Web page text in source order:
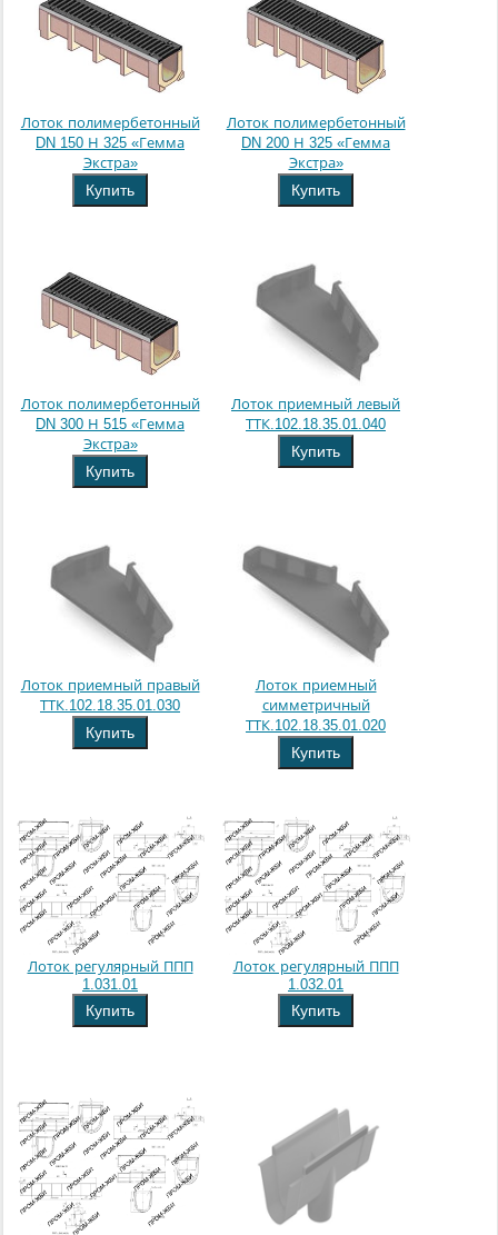
Лоток полимербетонный
DN 150 Н 325 «Гемма
Экстра»
Купить
Лоток полимербетонный
DN 200 Н 325 «Гемма
Экстра»
Купить
Лоток полимербетонный
DN 300 Н 515 «Гемма
Экстра»
Купить
Лоток приемный левый
ТТК.102.18.35.01.040
Купить
Лоток приемный правый
ТТК.102.18.35.01.030
Купить
Лоток приемный
симметричный
ТТК.102.18.35.01.020
Купить
Лоток регулярный ППП
1.031.01
Купить
Лоток регулярный ППП
1.032.01
Купить